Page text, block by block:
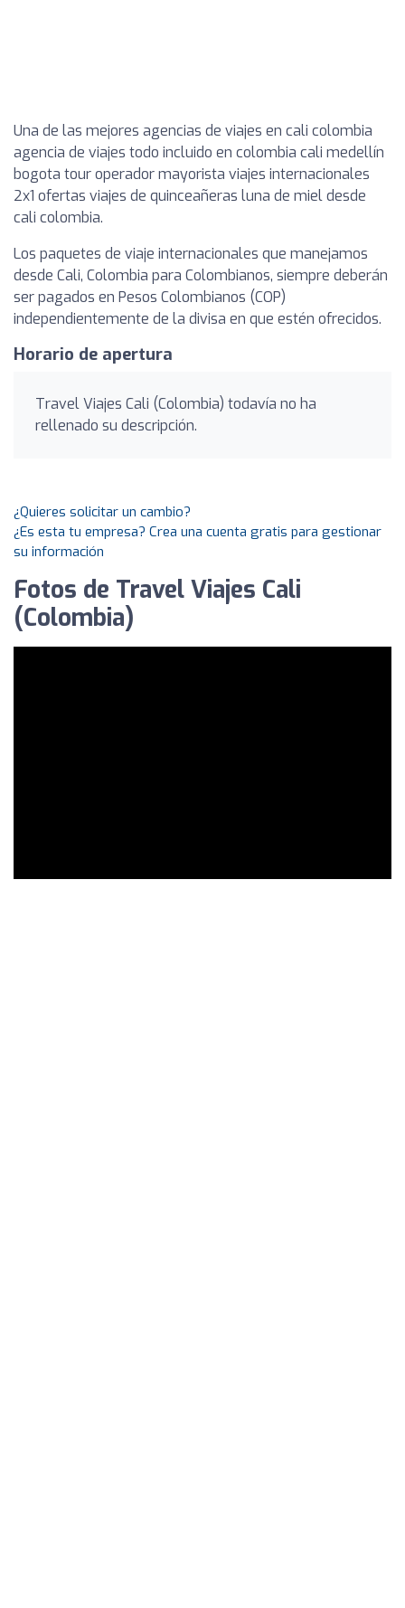
Una de las mejores agencias de viajes en cali colombia
agencia de viajes todo incluido en colombia cali medellín
bogota tour operador mayorista viajes internacionales
2x1 ofertas viajes de quinceañeras luna de miel desde
cali colombia.
Los paquetes de viaje internacionales que manejamos
desde Cali, Colombia para Colombianos, siempre deberán
ser pagados en Pesos Colombianos (COP)
independientemente de la divisa en que estén ofrecidos.
Horario de apertura
Travel Viajes Cali (Colombia) todavía no ha
rellenado su descripción.
¿Quieres solicitar un cambio?
¿Es esta tu empresa? Crea una cuenta gratis para gestionar
su información
Fotos de Travel Viajes Cali
(Colombia)